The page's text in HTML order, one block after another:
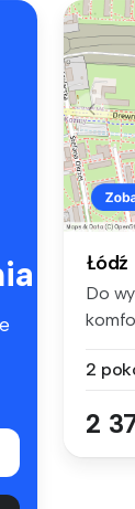
Łódź
Do
2
2